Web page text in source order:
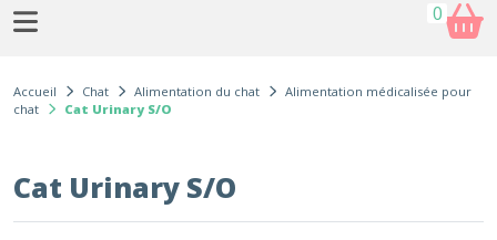
0
Accueil Chat Alimentation du chat
Alimentation médicalisée pour
chat
Cat Urinary S/O
Cat Urinary S/O